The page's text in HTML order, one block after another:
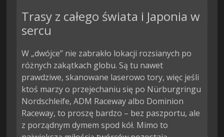
Trasy z całego świata i Japonia w
sercu
W „dwójce” nie zabrakło lokacji rozsianych po
różnych zakątkach globu. Są tu nawet
prawdziwe, skanowane laserowo tory, więc jeśli
ktoś marzy o przejechaniu się po Nürburgringu
Nordschleife, ADM Raceway albo Dominion
Raceway, to proszę bardzo – bez paszportu, ale
z porządnym dymem spod kół. Mimo to